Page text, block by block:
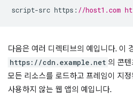
script-src https : //host1.com
다음은 여러 디렉티브의 예입니다. 이
https://cdn.example.net 의 콘
모든 리소스를 로드하고 프레임이 지
사용하지 않는 웹 앱의 예입니다.